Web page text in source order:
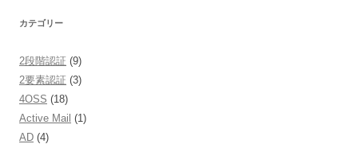
カテゴリー
2段階認証 (9)
2要素認証 (3)
4OSS (18)
Active Mail (1)
AD (4)